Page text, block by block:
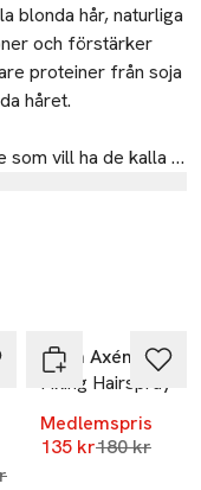
blonda hår, naturliga
och förstärker
proteiner från soja
håret.
som vill ha de kalla
pris 30 dagar
Björn Axén
Fixing Hairspray
Medlemspris
135 krLägsta pris
180 kr